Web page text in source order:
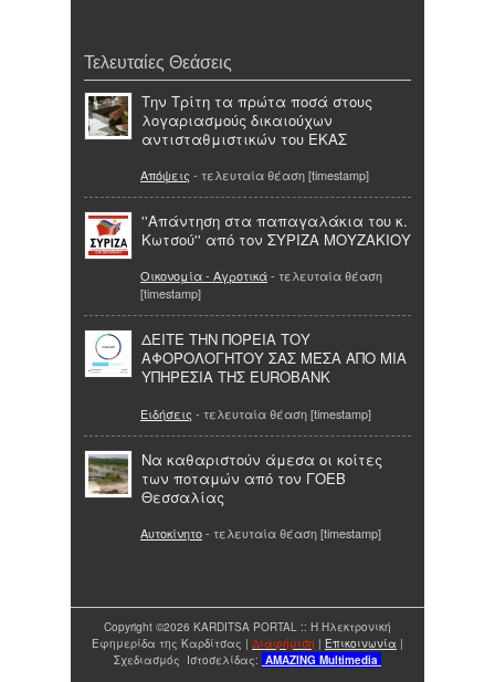
Τελευταίες Θεάσεις
Tην Τρίτη τα πρώτα ποσά στους
λογαριασμούς δικαιούχων
αντισταθμιστικών του ΕΚΑΣ
Απόψεις - τελευταία θέαση [timestamp]
''Απάντηση στα παπαγαλάκια του κ.
Κωτσού'' από τον ΣΥΡΙΖΑ ΜΟΥΖΑΚΙΟΥ
Οικονομία - Αγροτικά- τελευταία θέαση
[timestamp]
ΔΕΙΤΕ ΤΗΝ ΠΟΡΕΙΑ ΤΟΥ
ΑΦΟΡΟΛΟΓΗΤΟΥ ΣΑΣ ΜΕΣΑ ΑΠΟ ΜΙΑ
ΥΠΗΡΕΣΙΑ ΤΗΣ EUROBANK
Ειδήσεις - τελευταία θέαση [timestamp]
Να καθαριστούν άμεσα οι κοίτες
των ποταμών από τον ΓΟΕΒ
Θεσσαλίας
Αυτοκίνητο- τελευταία θέαση [timestamp]
Copyright ©2026 KARDITSA PORTAL :: Η Ηλεκτρονική
Εφημερίδα της Καρδίτσας | Διαφήμιση | Επικοινωνία |
Σχεδιασμός Ιστοσελίδας: AMAZING Multimedia